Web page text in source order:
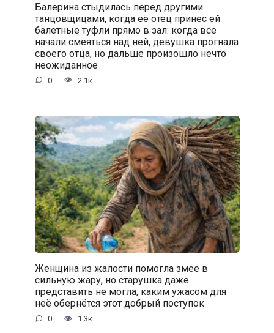
Балерина стыдилась перед другими
танцовщицами, когда её отец принес ей
балетные туфли прямо в зал: когда все
начали смеяться над ней, девушка прогнала
своего отца, но дальше произошло нечто
неожиданное
0 2.1к.
Женщина из жалости помогла змее в
сильную жару, но старушка даже
представить не могла, каким ужасом для
неё обернётся этот добрый поступок
0 1.3к.